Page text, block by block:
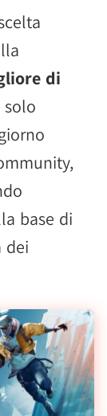
di
solo
base di
dei